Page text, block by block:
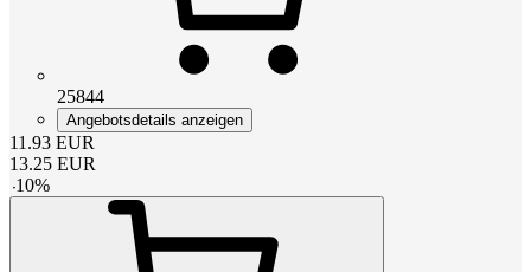
25844
Angebotsdetails anzeigen
11.93 EUR
13.25 EUR
-10%